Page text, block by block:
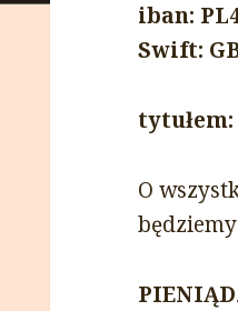
iban:
Swift:
tytułem:
O